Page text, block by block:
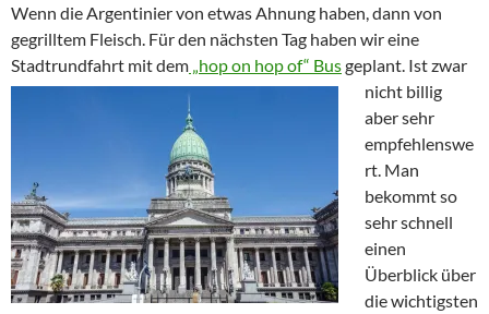
Wenn die Argentinier von etwas Ahnung haben, dann von
gegrilltem Fleisch. Für den nächsten Tag haben wir eine
Stadtrundfahrt mit dem „hop on hop of“ Busgeplant. Ist zwar
nicht billig
aber sehr
empfehlenswe
rt. Man
bekommt so
sehr schnell
einen
Überblick über
die wichtigsten